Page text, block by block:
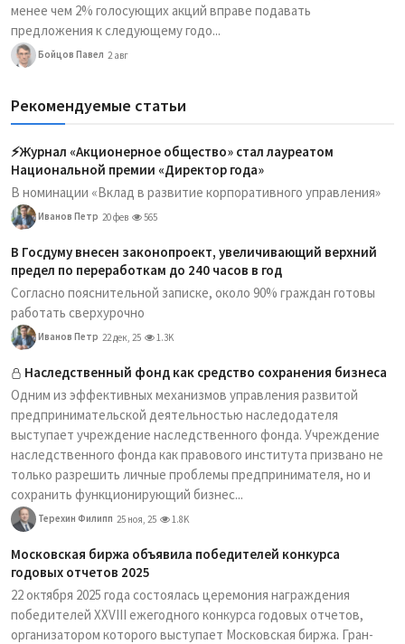
менее чем 2% голосующих акций вправе подавать
предложения к следующему годо...
Бойцов Павел 2 авг
Рекомендуемые статьи
⚡️Журнал «Акционерное общество» стал лауреатом
Национальной премии «Директор года»
В номинации «Вклад в развитие корпоративного управления»
Иванов Петр 20 фев 565
В Госдуму внесен законопроект, увеличивающий верхний
предел по переработкам до 240 часов в год
Согласно пояснительной записке, около 90% граждан готовы
работать сверхурочно
Иванов Петр 22 дек, 25 1.3K
Наследственный фонд как средство сохранения бизнеса
Одним из эффективных механизмов управления развитой
предпринимательской деятельностью наследодателя
выступает учреждение наследственного фонда. Учреждение
наследственного фонда как правового института призвано не
только разрешить личные проблемы предпринимателя, но и
сохранить функционирующий бизнес...
Терехин Филипп 25 ноя, 25 1.8K
Московская биржа объявила победителей конкурса
годовых отчетов 2025
22 октября 2025 года состоялась церемония награждения
победителей XXVIII ежегодного конкурса годовых отчетов,
организатором которого выступает Московская биржа. Гран-